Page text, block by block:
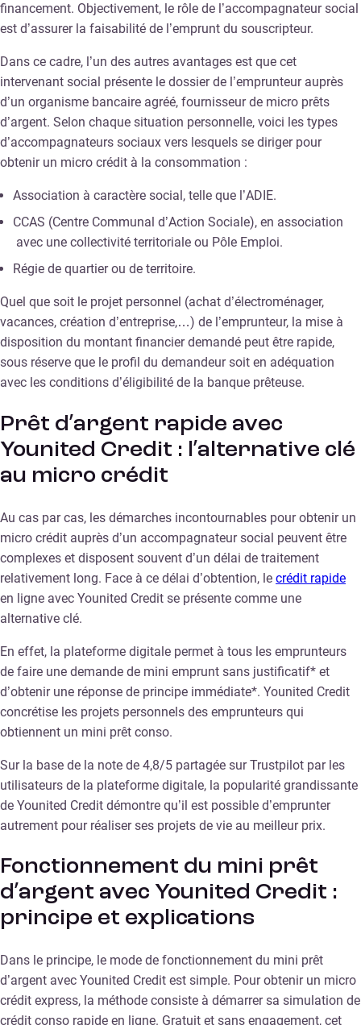
financement. Objectivement, le rôle de l’accompagnateur social
est d’assurer la faisabilité de l’emprunt du souscripteur.
Dans ce cadre, l’un des autres avantages est que cet
intervenant social présente le dossier de l’emprunteur auprès
d’un organisme bancaire agréé, fournisseur de micro prêts
d’argent. Selon chaque situation personnelle, voici les types
d’accompagnateurs sociaux vers lesquels se diriger pour
obtenir un micro crédit à la consommation :
Association à caractère social, telle que l’ADIE.
CCAS (Centre Communal d’Action Sociale), en association
avec une collectivité territoriale ou Pôle Emploi.
Régie de quartier ou de territoire.
Quel que soit le projet personnel (achat d’électroménager,
vacances, création d’entreprise,…) de l’emprunteur, la mise à
disposition du montant financier demandé peut être rapide,
sous réserve que le profil du demandeur soit en adéquation
avec les conditions d’éligibilité de la banque prêteuse.
Prêt d’argent rapide avec
Younited Credit : l’alternative clé
au micro crédit
Au cas par cas, les démarches incontournables pour obtenir un
micro crédit auprès d’un accompagnateur social peuvent être
complexes et disposent souvent d’un délai de traitement
relativement long. Face à ce délai d’obtention, le crédit rapide
en ligne avec Younited Credit se présente comme une
alternative clé.
En effet, la plateforme digitale permet à tous les emprunteurs
de faire une demande de mini emprunt sans justificatif* et
d’obtenir une réponse de principe immédiate*. Younited Credit
concrétise les projets personnels des emprunteurs qui
obtiennent un mini prêt conso.
Sur la base de la note de 4,8/5 partagée sur Trustpilot par les
utilisateurs de la plateforme digitale, la popularité grandissante
de Younited Credit démontre qu’il est possible d’emprunter
autrement pour réaliser ses projets de vie au meilleur prix.
Fonctionnement du mini prêt
d’argent avec Younited Credit :
principe et explications
Dans le principe, le mode de fonctionnement du mini prêt
d’argent avec Younited Credit est simple. Pour obtenir un micro
crédit express, la méthode consiste à démarrer sa simulation de
crédit conso rapide en ligne. Gratuit et sans engagement, cet